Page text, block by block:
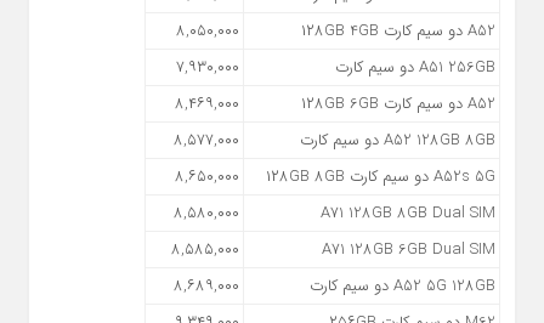
A52 دو سیم کارت ۱۲۸GB 4GB
۸,۰۵۰,۰۰۰
A51 256GB دو سیم کارت
۷,۹۳۰,۰۰۰
A52 دو سیم کارت ۱۲۸GB 6GB
۸,۴۶۹,۰۰۰
A52 128GB 8GB دو سیم کارت
۸,۵۷۷,۰۰۰
A52s 5G دو سیم کارت ۱۲۸GB 8GB
۸,۶۵۰,۰۰۰
A71 128GB 8GB Dual SIM
۸,۵۸۰,۰۰۰
A71 128GB 6GB Dual SIM
۸,۵۸۵,۰۰۰
A52 5G 128GB دو سیم کارت
۸,۶۸۹,۰۰۰